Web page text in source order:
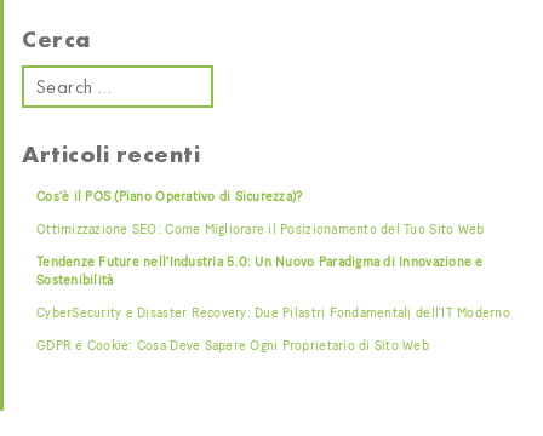
Cerca
Articoli recenti
Cos’è il POS (Piano Operativo di Sicurezza)?
Ottimizzazione SEO: Come Migliorare il Posizionamento del Tuo Sito Web
Tendenze Future nell’Industria 5.0: Un Nuovo Paradigma di Innovazione e
Sostenibilità
CyberSecurity e Disaster Recovery: Due Pilastri Fondamentali dell’IT Moderno
GDPR e Cookie: Cosa Deve Sapere Ogni Proprietario di Sito Web